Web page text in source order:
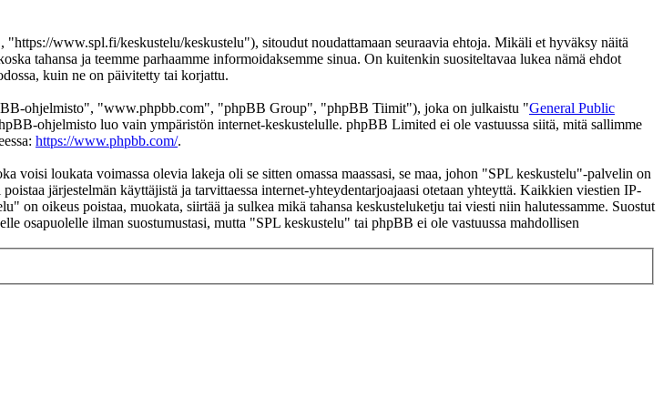
www.spl.fi/keskustelu/keskustelu"), sitoudut noudattamaan seuraavia ehtoja. Mikäli et hyväksy näitä
tahansa ja teemme parhaamme informoidaksemme sinua. On kuitenkin suositeltavaa lukea nämä ehdot
kuin ne on päivitetty tai korjattu.
ohjelmisto", "www.phpbb.com", "phpBB Group", "phpBB Tiimit"), joka on julkaistu "General Public
ohjelmisto luo vain ympäristön internet-keskustelulle. phpBB Limited ei ole vastuussa siitä, mitä sallimme
https://www.phpbb.com/.
voisi loukata voimassa olevia lakeja oli se sitten omassa maassasi, se maa, johon "SPL keskustelu"-palvelin on
järjestelmän käyttäjistä ja tarvittaessa internet-yhteydentarjoajaasi otetaan yhteyttä. Kaikkien viestien IP-
on oikeus poistaa, muokata, siirtää ja sulkea mikä tahansa keskusteluketju tai viesti niin halutessamme. Suostut
osapuolelle ilman suostumustasi, mutta "SPL keskustelu" tai phpBB ei ole vastuussa mahdollisen